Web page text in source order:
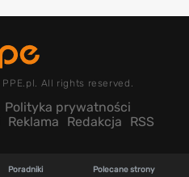
All rights reserved.
Polityka prywatności
Reklama Redakcja RSS
Poradniki Polecane strony